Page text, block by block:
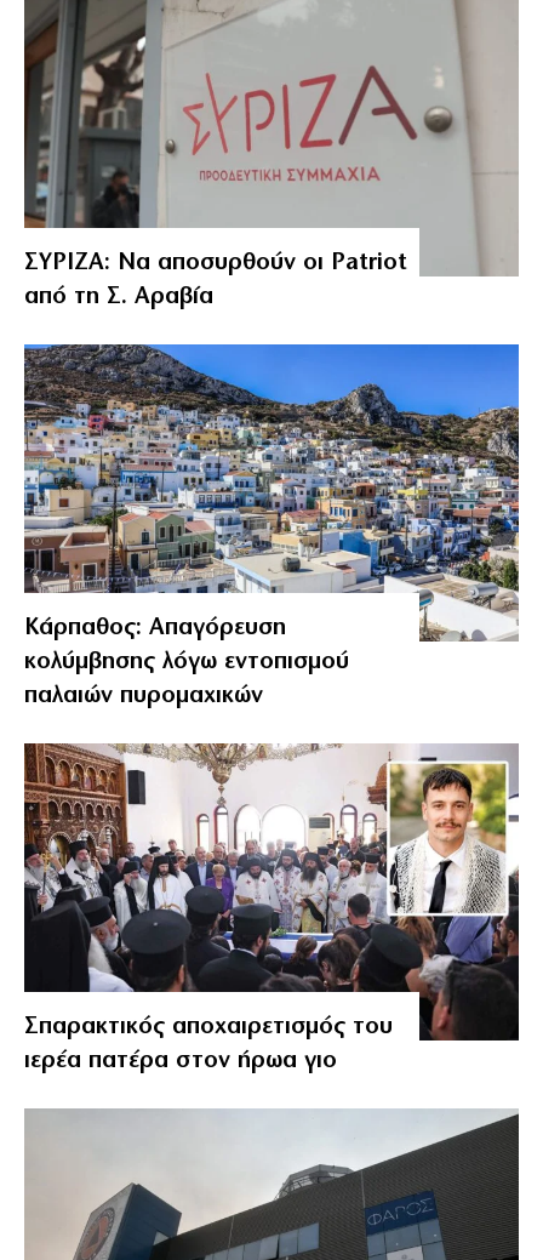
ΣΥΡΙΖΑ: Να αποσυρθούν οι Patriot
από τη Σ. Αραβία
Κάρπαθος: Απαγόρευση
κολύμβησης λόγω εντοπισμού
παλαιών πυρομαχικών
Σπαρακτικός αποχαιρετισμός του
ιερέα πατέρα στον ήρωα γιο